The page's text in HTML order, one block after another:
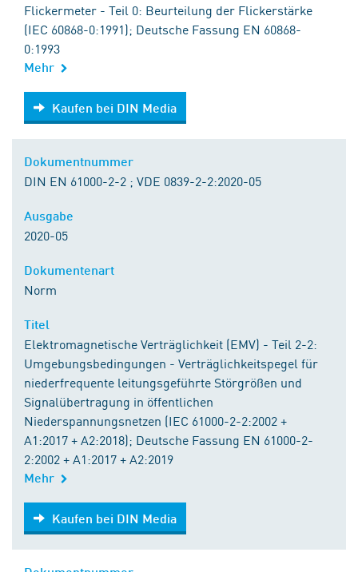
Flickermeter - Teil 0: Beurteilung der Flickerstärke
(IEC 60868-0:1991); Deutsche Fassung EN 60868-
0:1993
Mehr
Kaufen bei DIN Media
Kaufen bei DIN Media
DIN EN 61000-2-2 ; VDE 0839-2-2:2020-05
2020-05
Norm
Elektromagnetische Verträglichkeit (EMV) - Teil 2-2:
Umgebungsbedingungen - Verträglichkeitspegel für
niederfrequente leitungsgeführte Störgrößen und
Signalübertragung in öffentlichen
Niederspannungsnetzen (IEC 61000-2-2:2002 +
A1:2017 + A2:2018); Deutsche Fassung EN 61000-2-
2:2002 + A1:2017 + A2:2019
Mehr
Kaufen bei DIN Media
Kaufen bei DIN Media